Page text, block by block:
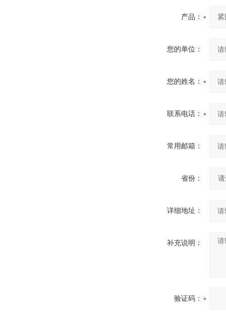
产品：
您的单位：
您的姓名：
联系电话：
常用邮箱：
省份：
详细地址：
补充说明：
验证码：